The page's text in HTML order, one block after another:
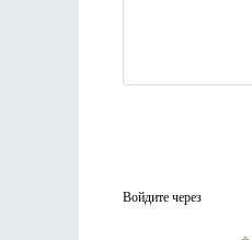
Войдите через